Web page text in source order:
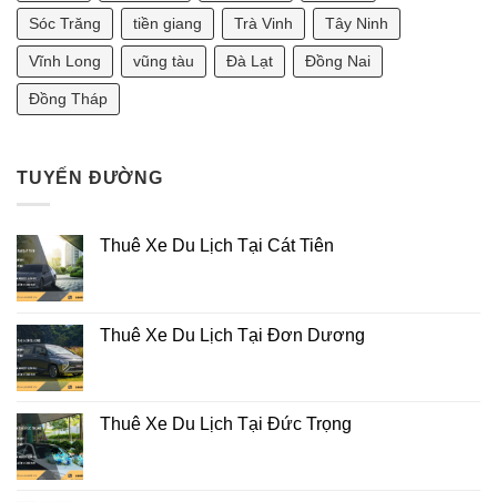
Phong
Thủy
2025]
Sóc Trăng tiền giang Trà Vinh Tây Ninh
Vĩnh Long vũng tàu Đà Lạt Đồng Nai
Đồng Tháp
TUYẾN ĐƯỜNG
Thuê Xe Du Lịch Tại Cát Tiên
Thuê Xe Du Lịch Tại Đơn Dương
Thuê Xe Du Lịch Tại Đức Trọng